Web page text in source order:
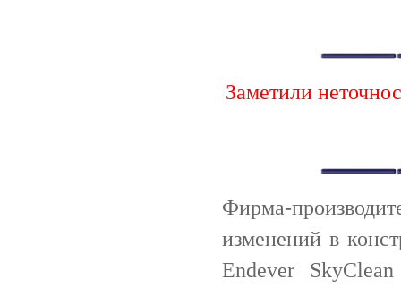
Заметили
Фирма-
изменений в
Endever